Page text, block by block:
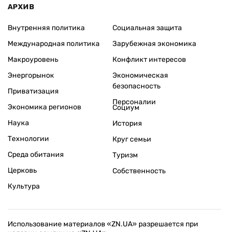
АРХИВ
Внутренняя политика
Международная политика
Макроуровень
Энергорынок
Приватизация
Экономика регионов
Социальная защита
Зарубежная экономика
Конфликт интересов
Экономическая
безопасность
Персоналии
Наука
Технологии
Среда обитания
Церковь
Культура
Социум
История
Круг семьи
Туризм
Собственность
Использование материалов «ZN.UA» разрешается при